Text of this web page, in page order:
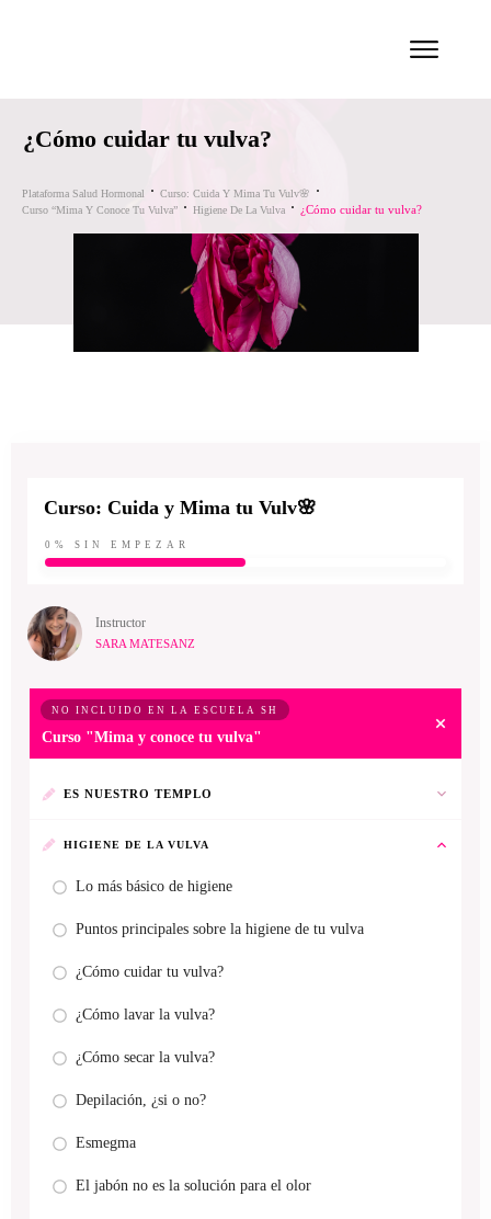
¿Cómo cuidar tu vulva?
Plataforma Salud Hormonal
Curso: Cuida Y Mima Tu Vulv🌸
Curso “Mima Y Conoce Tu Vulva”
Higiene De La Vulva ¿Cómo cuidar tu vulva?
Curso: Cuida y Mima tu Vulv🌸
0% SIN EMPEZAR
Instructor
SARA MATESANZ
NO INCLUIDO EN LA ESCUELA SH
Curso "Mima y conoce tu vulva"
ES NUESTRO TEMPLO
HIGIENE DE LA VULVA
Lo más básico de higiene
Puntos principales sobre la higiene de tu vulva
¿Cómo cuidar tu vulva?
¿Cómo lavar la vulva?
¿Cómo secar la vulva?
Depilación, ¿si o no?
Esmegma
El jabón no es la solución para el olor